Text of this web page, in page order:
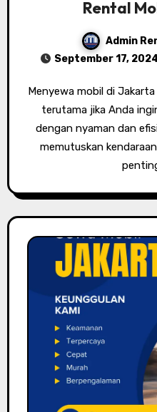
Rental
Admin
September 17,
Menyewa mobil di Jakarta bisa menjadi pilihan cerdas,
terutama jika Anda
dengan nyaman dan
memutuskan